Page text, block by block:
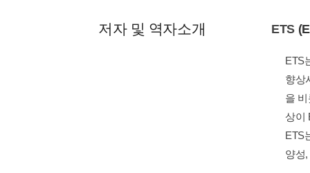
저자 및 역자소개 ETS